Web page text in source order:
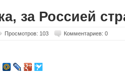
за Россией
Просмотров: 103 Комментариев: 0